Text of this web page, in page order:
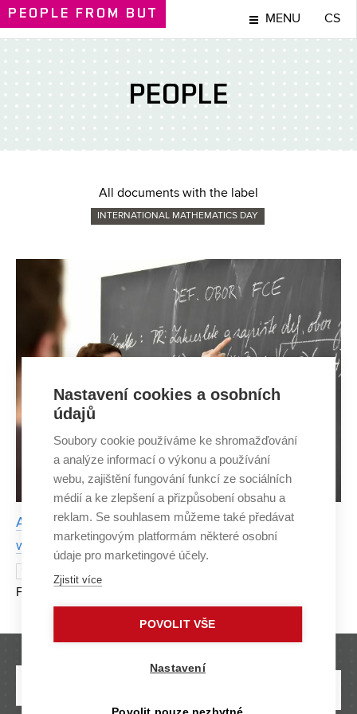
PEOPLE FROM BUT MENU CS
PEOPLE
All documents with the label
INTERNATIONAL MATHEMATICS DAY
Applied math is a huge help, but it need people
who understand it deeply
Faculty of Science of Masaryk University, to which she
added Mathematical Engineering in the 4th year at the
former Faculty of Mechanical Engineering at the BUT i
Nastavení cookies a osobních
údajů
Soubory cookie používáme ke shromažďování
a analýze informací o výkonu a používání
webu, zajištění fungování funkcí ze sociálních
médií a ke zlepšení a přizpůsobení obsahu a
reklam. Se souhlasem můžeme také předávat
marketingovým platformám některé osobní
údaje pro marketingové účely.
Zjistit více
POVOLIT VŠE
Nastavení